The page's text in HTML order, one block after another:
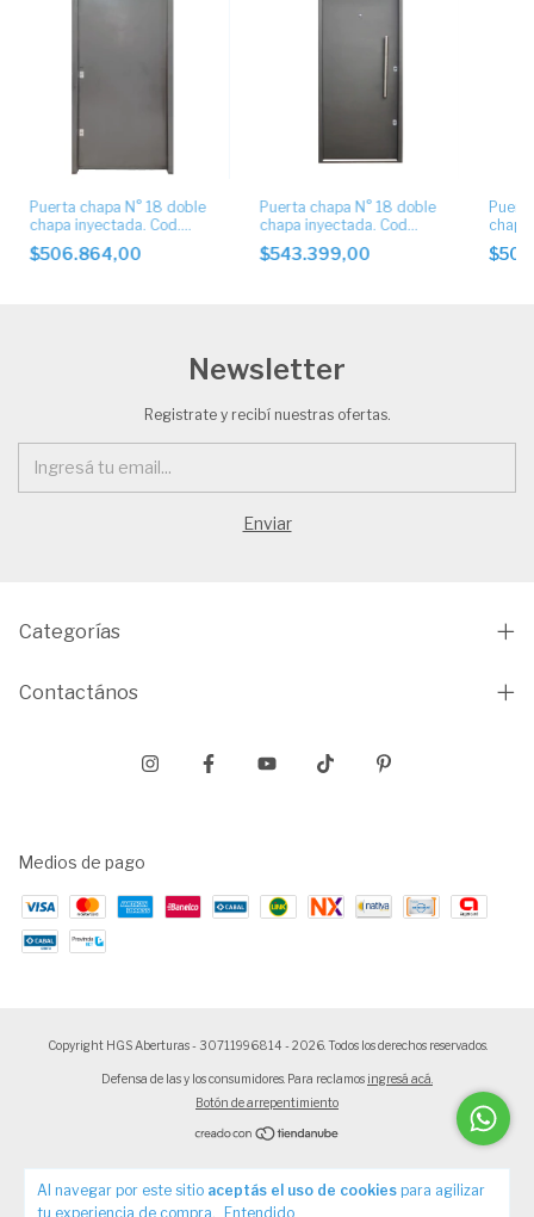
Al navegar por este sitio aceptás el uso de cookies para agilizar
tu experiencia de compra.
Entendido
Puerta chapa N° 18 doble
chapa inyectada. Cod.
6001
$506.864,00
Puerta chapa N° 18 doble
chapa inyectada. Cod
6040
$543.399,00
Newsletter
Registrate y recibí nuestras ofertas.
Categorías
Contactános
Medios de pago
Copyright HGS Aberturas - 30711996814 - 2026. Todos los derechos reservados.
Defensa de las y los consumidores. Para reclamos ingresá acá.
Botón de arrepentimiento